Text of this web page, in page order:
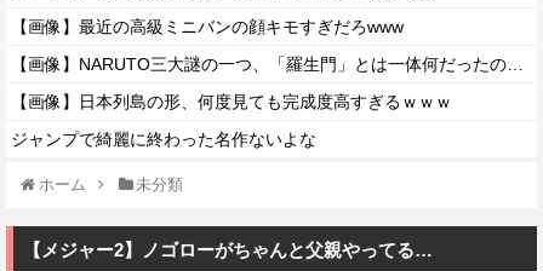
【画像】最近の高級ミニバンの顔キモすぎだろwww
【画像】日本列島の形、何度見ても完成度高すぎるｗｗｗ
ジャンプで綺麗に終わった名作ないよな
ホーム 未分類
【メジャー2】ノゴローがちゃんと父親やってる…